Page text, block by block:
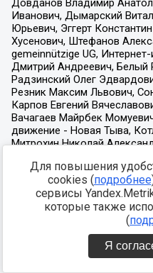
Для повышения
cookies (подробнее
сервисы
которые также
(
Я